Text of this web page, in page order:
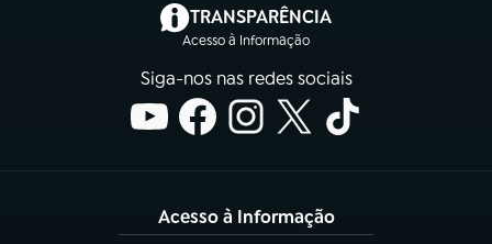
TRANSPARÊNCIA
Acesso à Informação
(abre em nova aba)
Siga-nos nas redes sociais
Acesso à Informação